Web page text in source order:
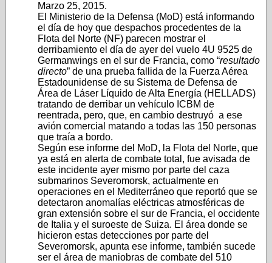
Marzo 25, 2015.
El Ministerio de la Defensa (MoD) está informando
el día de hoy que despachos procedentes de la
Flota del Norte (NF) parecen mostrar el
derribamiento el día de ayer del vuelo 4U 9525 de
Germanwings en el sur de Francia, como “resultado
directo” de una prueba fallida de la Fuerza Aérea
Estadounidense de su Sistema de Defensa de
Área de Láser Líquido de Alta Energía (HELLADS)
tratando de derribar un vehículo ICBM de
reentrada, pero, que, en cambio destruyó a ese
avión comercial matando a todas las 150 personas
que traía a bordo.
Según ese informe del MoD, la Flota del Norte, que
ya está en alerta de combate total, fue avisada de
este incidente ayer mismo por parte del caza
submarinos Severomorsk, actualmente en
operaciones en el Mediterráneo que reportó que se
detectaron anomalías eléctricas atmosféricas de
gran extensión sobre el sur de Francia, el occidente
de Italia y el suroeste de Suiza. El área donde se
hicieron estas detecciones por parte del
Severomorsk, apunta ese informe, también sucede
ser el área de maniobras de combate del 510